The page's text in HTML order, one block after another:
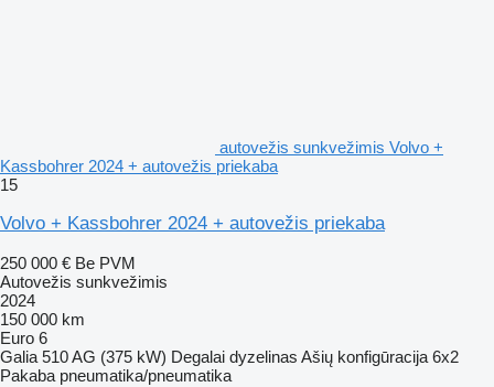
autovežis sunkvežimis Volvo +
Kassbohrer 2024 + autovežis priekaba
15
Volvo + Kassbohrer 2024 + autovežis priekaba
250 000 € Be PVM
Autovežis sunkvežimis
2024
150 000 km
Euro 6
Galia 510 AG (375 kW) Degalai dyzelinas Ašių konfigūracija 6x2
Pakaba pneumatika/pneumatika